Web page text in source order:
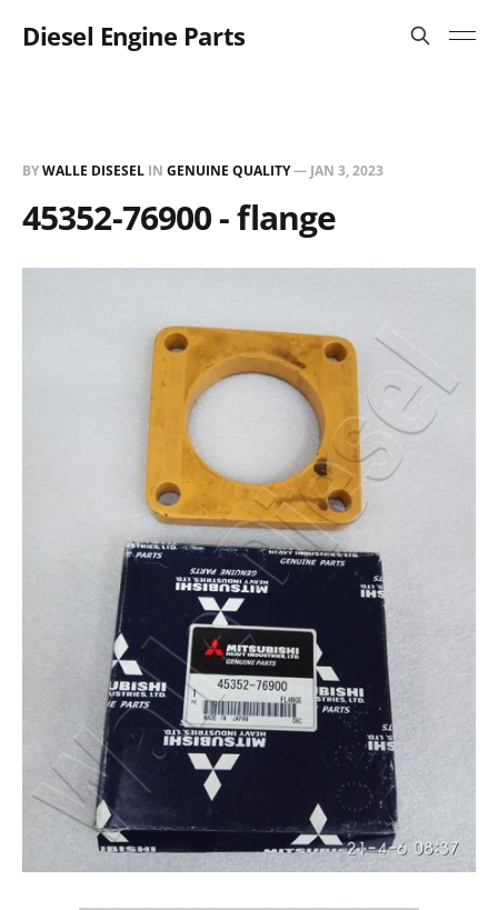
Diesel Engine Parts
BYWALLE DISESEL IN GENUINE QUALITY— JAN 3, 2023
45352-76900 - flange